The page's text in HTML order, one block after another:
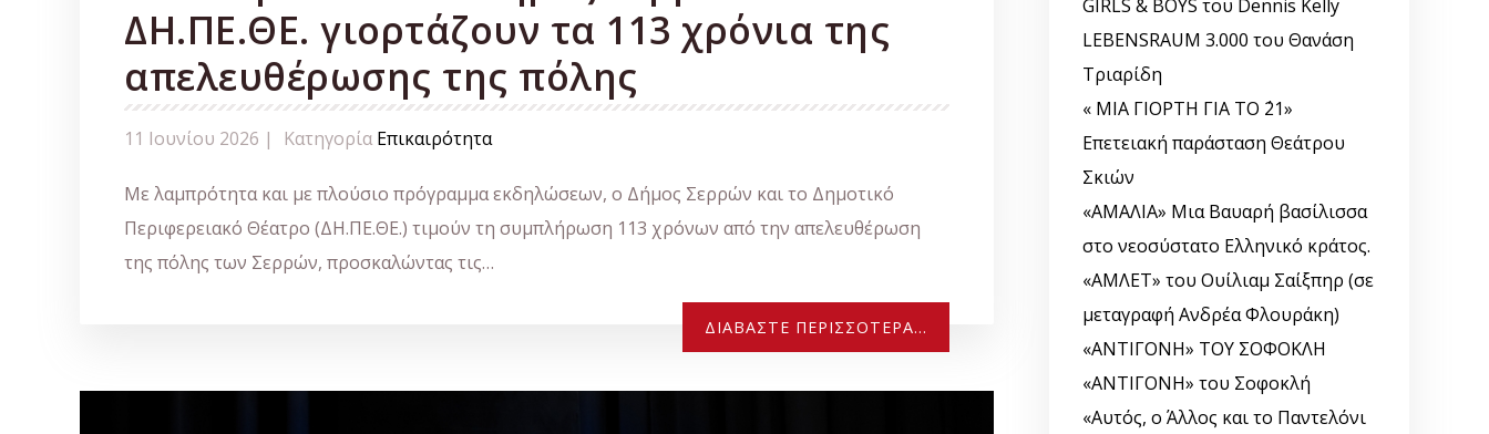
ΔΗ.ΠΕ.ΘΕ. γιορτάζουν τα 113 χρόνια της
απελευθέρωσης της πόλης
11 Ιουνίου 2026 | Κατηγορία Επικαιρότητα
Με λαμπρότητα και με πλούσιο πρόγραμμα εκδηλώσεων, ο Δήμος Σερρών και το Δημοτικό
Περιφερειακό Θέατρο (ΔΗ.ΠΕ.ΘΕ.) τιμούν τη συμπλήρωση 113 χρόνων από την απελευθέρωση
της πόλης των Σερρών, προσκαλώντας τις…
ΔΙΑΒΆΣΤΕ ΠΕΡΙΣΣΌΤΕΡΑ...
GIRLS & BOYS του Dennis Kelly
LEBENSRAUM 3.000 του Θανάση
Τριαρίδη
« ΜΙΑ ΓΙΟΡΤΗ ΓΙΑ ΤΟ ΄21»
Επετειακή παράσταση Θεάτρου
Σκιών
«ΑΜΑΛΙΑ» Μια Βαυαρή βασίλισσα
στο νεοσύστατο Ελληνικό κράτος.
«ΑΜΛΕΤ» του Ουίλιαμ Σαίξπηρ (σε
μεταγραφή Ανδρέα Φλουράκη)
«ΑΝΤΙΓΟΝΗ» ΤΟΥ ΣΟΦΟΚΛΗ
«ΑΝΤΙΓΟΝΗ» του Σοφοκλή
«Αυτός, o Άλλος και το Παντελόνι